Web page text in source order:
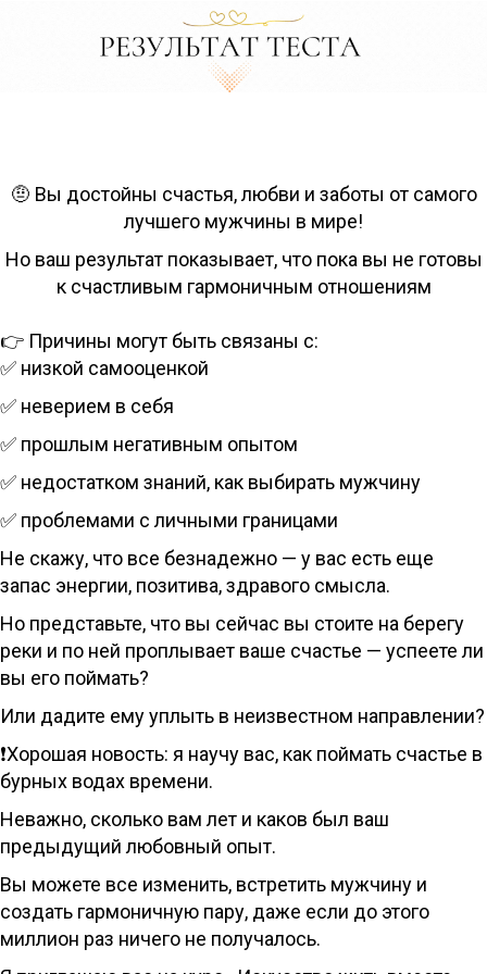
🤨 Вы достойны счастья, любви и заботы от самого
лучшего мужчины в мире!
Но ваш результат показывает, что пока вы не готовы
к счастливым гармоничным отношениям
👉 Причины могут быть связаны с:
✅ низкой самооценкой
✅ неверием в себя
✅ прошлым негативным опытом
✅ недостатком знаний, как выбирать мужчину
✅ проблемами с личными границами
Не скажу, что все безнадежно — у вас есть еще
запас энергии, позитива, здравого смысла.
Но представьте, что вы сейчас вы стоите на берегу
реки и по ней проплывает ваше счастье — успеете ли
вы его поймать?
Или дадите ему уплыть в неизвестном направлении?
❗Хорошая новость: я научу вас, как поймать счастье в
бурных водах времени.
Неважно, сколько вам лет и каков был ваш
предыдущий любовный опыт.
Вы можете все изменить, встретить мужчину и
создать гармоничную пару, даже если до этого
миллион раз ничего не получалось.